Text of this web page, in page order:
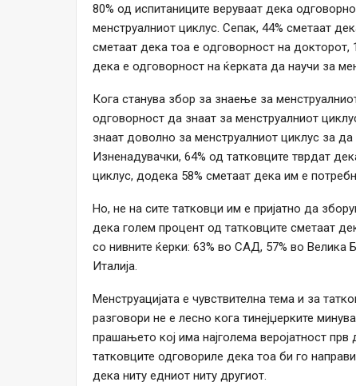
80% од испитаниците веруваат дека
менструалниот циклус. Сепак, 44% сметаат
сметаат дека тоа е одговорност на докторот,
дека е одговорност на ќерката да научи за
Кога станува збор за знаење за
одговорност да знаат за менструалниот
знаат доволно за менструалниот циклус за
Изненадувачки, 64% од татковците тврдат
циклус, додека 58% сметаат дека им е
Но, не на сите татковци им е пријатно да
дека голем процент од татковците сметаат
со нивните ќерки: 63% во САД, 57% во Велика
Италија.
Менструацијата е чувствителна тема и за
разговори не е лесно кога тинејџерките
прашањето кој има најголема веројатност
татковците одговориле дека тоа би го
дека ниту едниот ниту другиот.